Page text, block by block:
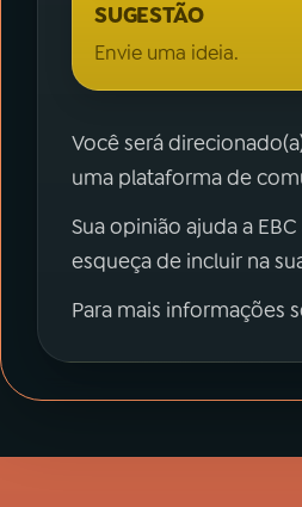
SUGESTÃO
Envie uma ideia.
Você será
uma plataforma de
Sua opinião ajuda a
esqueça de incluir na
Para mais informações